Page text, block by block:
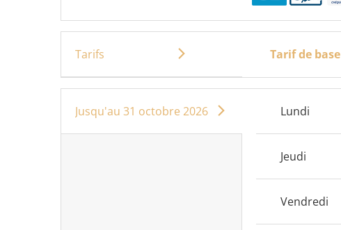
Tarifs Tarif de base
Jusqu'au 31 octobre 2026 Lundi
Jeudi
Vendredi